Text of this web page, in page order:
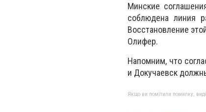
Минские
соблюдена линия
Восстановление
Олифер.
Напомним, что
и Докучаевск
Якщо ви помітили помилку,